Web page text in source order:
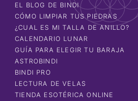
EL BLOG DE BINDI
CÓMO LIMPIAR TUS PIEDRAS
¿CUAL ES MI TALLA DE ANILLO?
CALENDARIO LUNAR
GUÍA PARA ELEGIR TU BARAJA
ASTROBINDI
BINDI PRO
LECTURA DE VELAS
TIENDA ESOTÉRICA ONLINE